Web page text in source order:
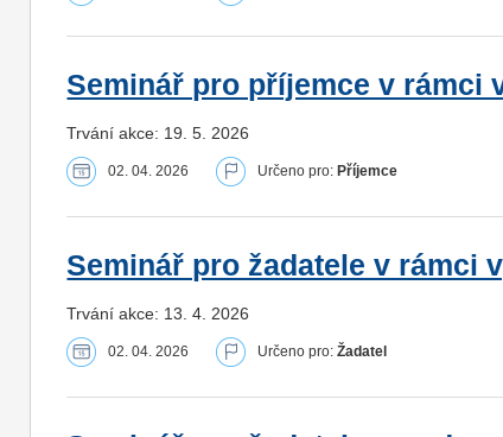
Seminář pro příjemce v rámci
Trvání akce: 19. 5. 2026
02. 04. 2026 Určeno pro:Příjemce
Seminář pro žadatele v rámci
Trvání akce: 13. 4. 2026
02. 04. 2026 Určeno pro:Žadatel